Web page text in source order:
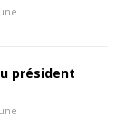
président